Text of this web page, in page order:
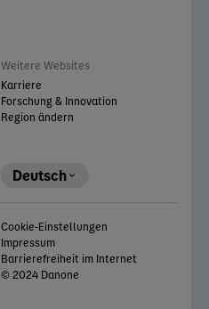
Weitere Websites
Karriere
Forschung & Innovation
Region ändern
Deutsch
Cookie-Einstellungen
Impressum
Barrierefreiheit im Internet
© 2024 Danone